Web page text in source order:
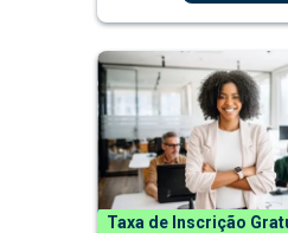
Taxa de Inscrição